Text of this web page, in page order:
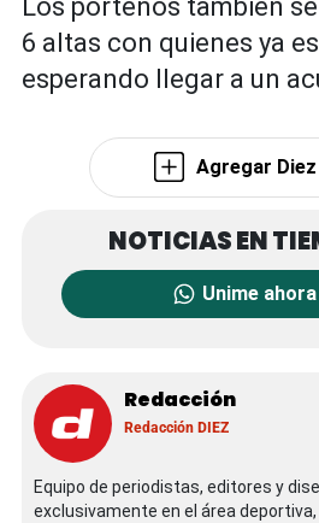
Los porteños también
6 altas con quienes ya
esperando llegar a un
Agregar Diez
Unime ahora
Redacción
Redacción DIEZ
Equipo de periodistas, editores y
exclusivamente en el área